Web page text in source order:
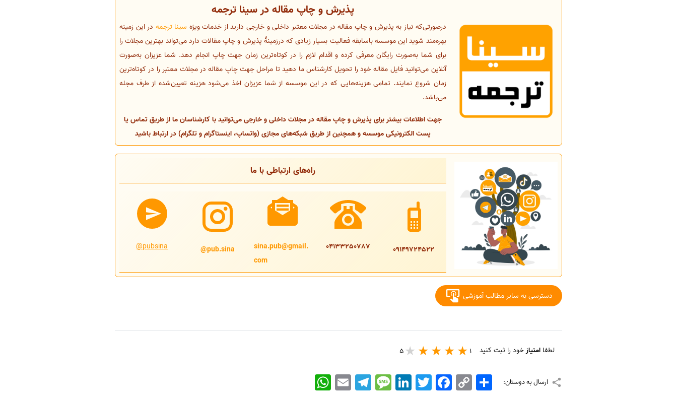
پذیرش و چاپ مقاله در سینا ترجمه
درصورتی‌که نیاز به پذیرش و چاپ مقاله در مجلات معتبر داخلی و خارجی دارید از خدمات ویژه سینا ترجمه در این زمینه
بهره‌مند شوید این موسسه باسابقه فعالیت بسیار زیادی که درزمینهٔ پذیرش و چاپ مقالات دارد می‌تواند بهترین مجلات را
برای شما به‌صورت رایگان معرفی کرده و اقدام لازم را در کوتاه‌ترین زمان جهت چاپ انجام دهد. شما عزیزان به‌صورت
آنلاین می‌توانید فایل مقاله خود را تحویل کارشناس ما دهید تا مراحل جهت چاپ مقاله در مجلات معتبر را در کوتاه‌ترین
زمان شروع نمایند. تمامی هزینه‌هایی که در این موسسه از شما عزیزان اخذ می‌شود هزینه تعیین‌شده از طرف مجله
می‌باشد.
جهت اطلاعات بیشتر برای پذیرش و چاپ مقاله در مجلات داخلی و خارجی می‌توانید با کارشناسان ما از طریق تماس یا
پست الکترونیکی موسسه و همچنین از طریق شبکه‌های مجازی (واتساپ، اینستاگرام و تلگرام) در ارتباط باشید
راه‌های ارتباطی با ما
09149724522
04133250787
sina.pub@gmail.
com
pub.sina@
@pubsina
دسترسی به سایر مطالب آموزشی
لطفا امتیازخود را ثبت کنید 1
5
ارسال به دوستان: WhatsApp EmailTelegramMessageLinkedIn TwitterFacebook Copy
Link
اشتراک